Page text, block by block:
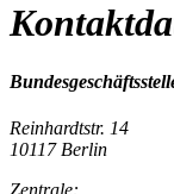
Reinhardtstr. 14
10117 Berlin